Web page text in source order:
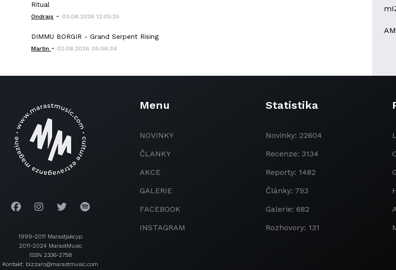
Ritual
Ondrajs - 03.08.2026 12:05:25
DIMMU BORGIR - Grand Serpent Rising
Martin - 02.08.2026 05:06:34
1999-2011 Marastjakcyp
2011-2024 MarastMusic
ISSN 2336-2758
Kontakt: bizzaro@marastmusic.com
Menu
NOVINKY
ČLANKY
AKCE
GALERIE
FACEBOOK
INSTAGRAM
Statistika
Novinky: 22604
Recenze: 3134
Reporty: 1482
Články: 793
Galerie: 682
Rozhovory: 131